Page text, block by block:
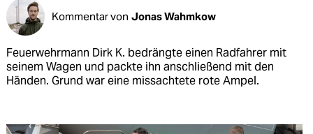
Kommentar von Jonas Wahmkow
Feuerwehrmann Dirk K. bedrängte einen Radfahrer mit
seinem Wagen und packte ihn anschließend mit den
Händen. Grund war eine missachtete rote Ampel.